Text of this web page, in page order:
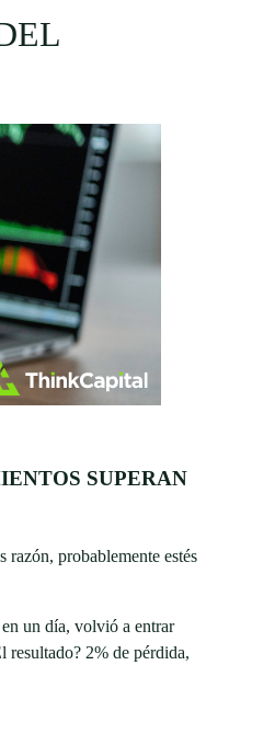
SUPERAN
razón, probablemente estés
un día, volvió a entrar
resultado? 2% de pérdida,